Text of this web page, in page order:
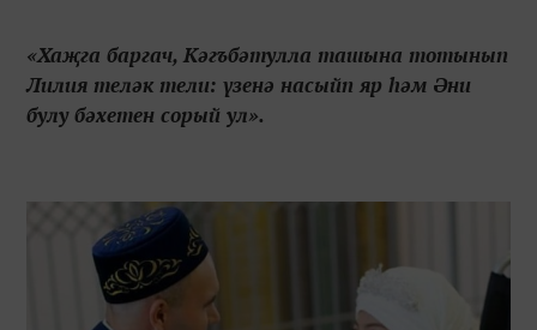
«Хаҗга баргач, Кәгъбәтулла ташына тотынып
Лилия теләк тели: үзенә насыйп яр һәм Әни
булу бәхетен сорый ул».